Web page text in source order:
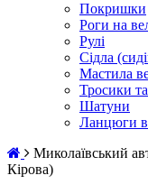
Покришки
Роги на
Рулі
Сідла
Мастила
Тросики
Шатуни
Ланцюги
Миколаївський
Кірова)